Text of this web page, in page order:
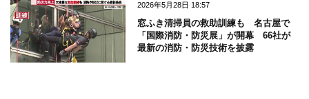
2026年5月28日 18:57
窓ふき清掃員の救助訓練も 名古屋で
「国際消防・防災展」が開幕 66社が
最新の消防・防災技術を披露